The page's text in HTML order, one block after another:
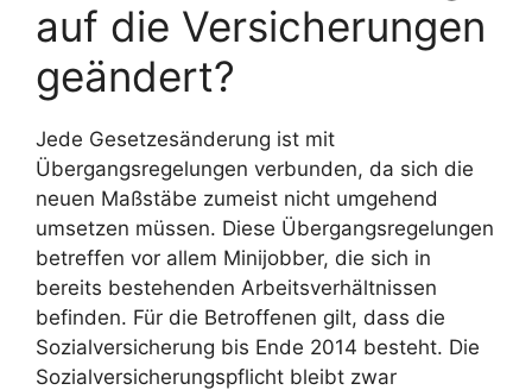
auf die Versicherungen
geändert?
Jede Gesetzesänderung ist mit
Übergangsregelungen verbunden, da sich die
neuen Maßstäbe zumeist nicht umgehend
umsetzen müssen. Diese Übergangsregelungen
betreffen vor allem Minijobber, die sich in
bereits bestehenden Arbeitsverhältnissen
befinden. Für die Betroffenen gilt, dass die
Sozialversicherung bis Ende 2014 besteht. Die
Sozialversicherungspflicht bleibt zwar